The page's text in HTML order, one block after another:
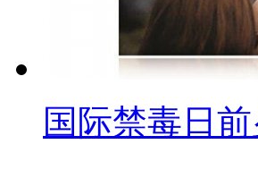
国际禁毒日